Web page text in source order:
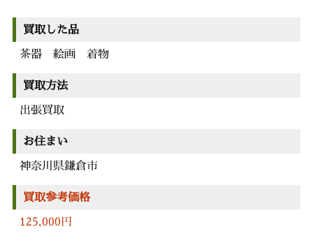
買取した品
茶器 絵画 着物
買取方法
出張買取
お住まい
神奈川県鎌倉市
買取参考価格
125,000円